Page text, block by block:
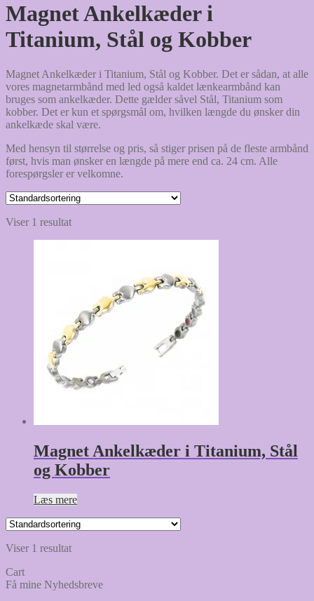
Magnet Ankelkæder i
Titanium, Stål og Kobber
Magnet Ankelkæder i Titanium, Stål og Kobber. Det er sådan, at alle
vores magnetarmbånd med led også kaldet lænkearmbånd kan
bruges som ankelkæder. Dette gælder såvel Stål, Titanium som
kobber. Det er kun et spørgsmål om, hvilken længde du ønsker din
ankelkæde skal være.
Med hensyn til størrelse og pris, så stiger prisen på de fleste armbånd
først, hvis man ønsker en længde på mere end ca. 24 cm. Alle
forespørgsler er velkomne.
Viser 1 resultat
Magnet Ankelkæder i Titanium, Stål
og Kobber
Læs mere
Viser 1 resultat
Cart
Få mine Nyhedsbreve